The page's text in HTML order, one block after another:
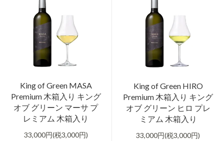
King of Green MASA
Premium 木箱入り キング
オブ グリーン マーサ プ
レミアム 木箱入り
33,000円(税3,000円)
King of Green HIRO
Premium 木箱入り キング
オブ グリーン ヒロ プレ
ミアム 木箱入り
33,000円(税3,000円)